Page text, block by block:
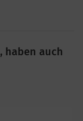
haben auch